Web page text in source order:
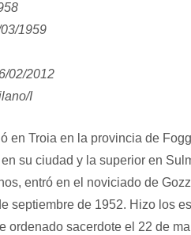
1959
02/2012
I
en Troia en la provincia de
su ciudad y la superior en
entró en el noviciado de
septiembre de 1952. Hizo los
ordenado sacerdote el 22 de